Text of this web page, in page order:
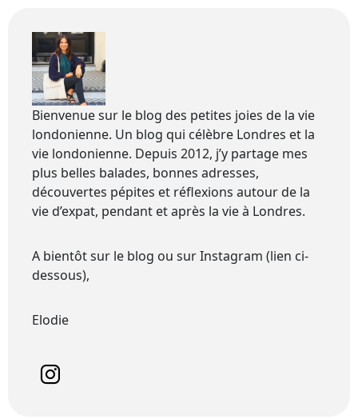
Bienvenue sur le blog des petites joies de la vie
londonienne. Un blog qui célèbre Londres et la
vie londonienne. Depuis 2012, j’y partage mes
plus belles balades, bonnes adresses,
découvertes pépites et réflexions autour de la
vie d’expat, pendant et après la vie à Londres.
A bientôt sur le blog ou sur Instagram (lien ci-
dessous),
Elodie